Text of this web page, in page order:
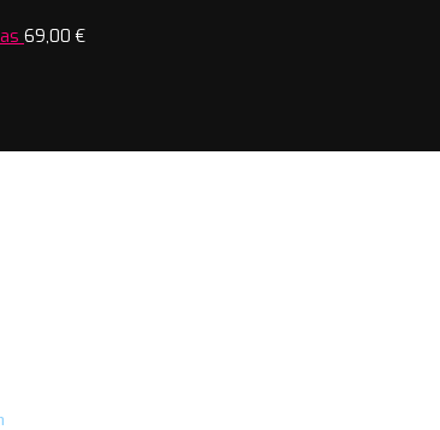
69,00 €